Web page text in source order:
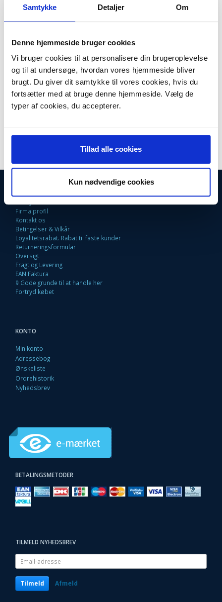
Samtykke Detaljer Om
Denne hjemmeside bruger cookies
Vi bruger cookies til at personalisere din brugeroplevelse
og til at undersøge, hvordan vores hjemmeside bliver
brugt. Du giver dit samtykke til vores cookies, hvis du
fortsætter med at bruge denne hjemmeside. Vælg de
typer af cookies, du accepterer.
Tillad alle cookies
Kun nødvendige cookies
Børstemundstykke 32 cm,
Ø30 mm
139,95 DKKm/Moms
Plus leveringsomkostninger.
39,00 til pakkehops. Fri fragt til
pakkeshop ved køb over 599,-
På lager
Firma profil
Kontakt os
Betingelser & Vilkår
Loyalitetsrabat. Rabat til faste kunder
Returneringsformular
Oversigt
Fragt og Levering
EAN Faktura
9 Gode grunde til at handle her
Fortryd købet
KONTO
Min konto
Adressebog
Ønskeliste
Ordrehistorik
Nyhedsbrev
BETALINGSMETODER
TILMELD NYHEDSBREV
Email-
adresse
Tilmeld Afmeld